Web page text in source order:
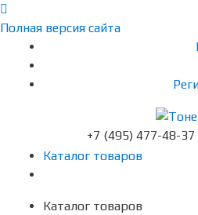
Полная версия сайта
+7 (495) 477-48-37
Каталог товаров
Каталог товаров